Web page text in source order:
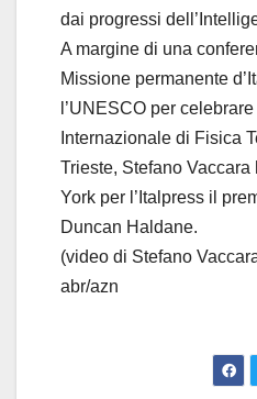
i
dai progressi
A margine di una
Missione permanente
l’UNESCO per
Internazionale di Fisica
Trieste, Stefano
York per l’Italpress il
Duncan Haldane.
(video di Stefano
abr/azn